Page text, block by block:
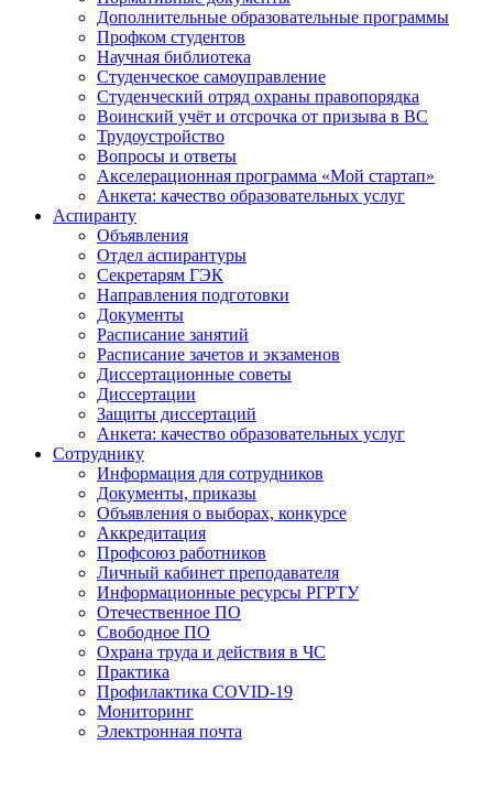
Дополнительные образовательные программы
Профком студентов
Научная библиотека
Студенческое самоуправление
Студенческий отряд охраны правопорядка
Воинский учёт и отсрочка от призыва в ВС
Трудоустройство
Вопросы и ответы
Акселерационная программа «Мой стартап»
Анкета: качество образовательных услуг
Аспиранту
Объявления
Отдел аспирантуры
Секретарям ГЭК
Направления подготовки
Документы
Расписание занятий
Расписание зачетов и экзаменов
Диссертационные советы
Диссертации
Защиты диссертаций
Анкета: качество образовательных услуг
Сотруднику
Информация для сотрудников
Документы, приказы
Объявления о выборах, конкурсе
Аккредитация
Профсоюз работников
Личный кабинет преподавателя
Информационные ресурсы РГРТУ
Отечественное ПО
Свободное ПО
Охрана труда и действия в ЧС
Практика
Профилактика COVID-19
Мониторинг
Электронная почта